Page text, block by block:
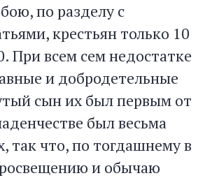
по разделу с
крестьян только 10
При всем сем недостатке
и добродетельные
сын их был первым от
был весьма
так что, по тогдашнему в
и обычаю